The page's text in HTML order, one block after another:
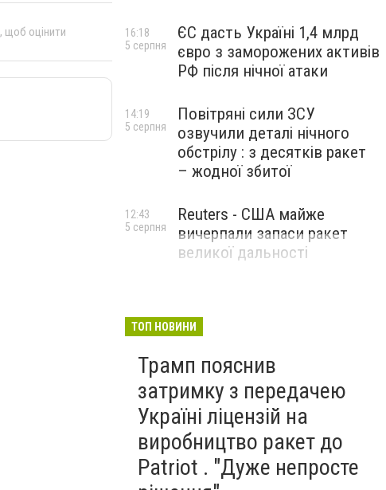
, щоб оцінити
ЄС дасть Україні 1,4 млрд
євро з заморожених активів
РФ після нічної атаки
16:18
5 серпня
Повітряні сили ЗСУ
озвучили деталі нічного
обстрілу : з десятків ракет
– жодної збитої
14:19
5 серпня
Reuters - США майже
вичерпали запаси ракет
великої дальності
12:43
5 серпня
ТОП НОВИНИ
Трамп пояснив
затримку з передачею
Україні ліцензій на
виробництво ракет до
Patriot . "Дуже непросте